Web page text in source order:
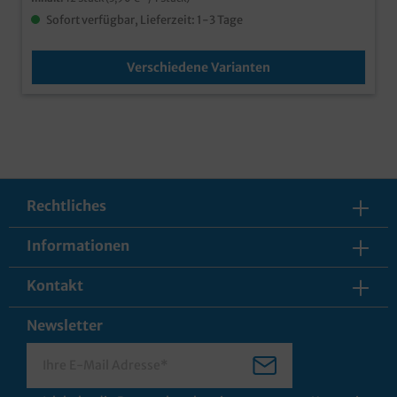
Sofort verfügbar, Lieferzeit: 1-3 Tage
Verschiedene Varianten
Rechtliches
Informationen
Kontakt
Newsletter